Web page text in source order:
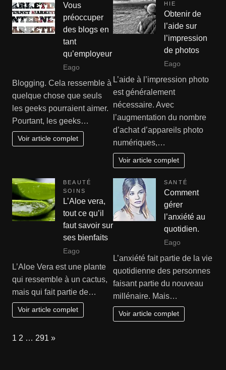
Vous
préoccuper
des blogs en
tant
qu’employeur
Eago
Blogging. Cela ressemble à
quelque chose que seuls
les geeks pourraient aimer.
Pourtant, les geeks…
Voir article complet
HIE
Obtenir de
l’aide sur
l’impression
de photos
Eago
L’aide à l’impression photo
est généralement
nécessaire. Avec
l’augmentation du nombre
d’achat d’appareils photo
numériques,…
Voir article complet
BEAUTÉ
SOINS
L’Aloe vera,
tout ce qu’il
faut savoir sur
ses bienfaits
Eago
L’Aloe Vera est une plante
qui ressemble à un cactus,
mais qui fait partie de…
Voir article complet
SANTÉ
Comment
gérer
l’anxiété au
quotidien.
Eago
L’anxiété fait partie de la vie
quotidienne des personnes
faisant partie du nouveau
millénaire. Mais…
Voir article complet
Page:
1 2 … 291 Next
»